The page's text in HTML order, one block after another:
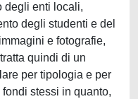
degli enti locali,
degli studenti e del
e fotografie,
quindi di un
per tipologia e per
stessi in quanto,